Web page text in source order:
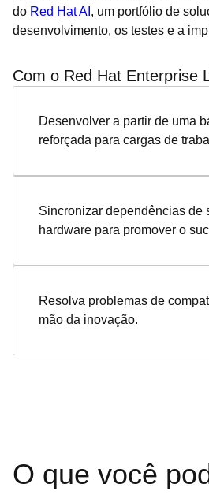
do Red Hat AI , um portfólio de
desenvolvimento, os testes e a
Com o Red Hat Enterprise
Desenvolver a partir de uma
reforçada para cargas de
Sincronizar dependências de
hardware para promover o
Resolva problemas de
mão da inovação.
O que você